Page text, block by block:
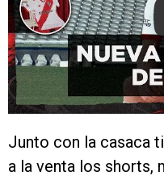
Junto con la casaca
a la venta los shorts,